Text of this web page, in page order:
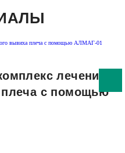
лечения
с помощью